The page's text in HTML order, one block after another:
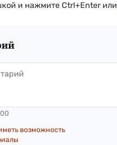
и нажмите Ctrl+Enter или
возможность